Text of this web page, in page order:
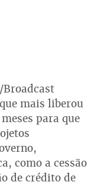
mais liberou
para que
como a cessão
de crédito de